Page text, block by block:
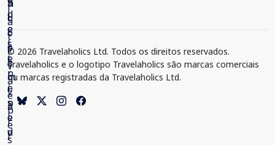
© 2026 Travelaholics Ltd. Todos os direitos reservados.
Travelaholics e o logotipo Travelaholics são marcas comerciais
ou marcas registradas da Travelaholics Ltd.